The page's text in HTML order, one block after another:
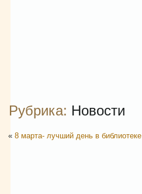
Рубрика: Новости
« 8 марта- лучший день в библиотеке